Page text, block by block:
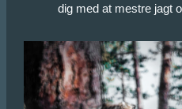
dig med at mestre jagt